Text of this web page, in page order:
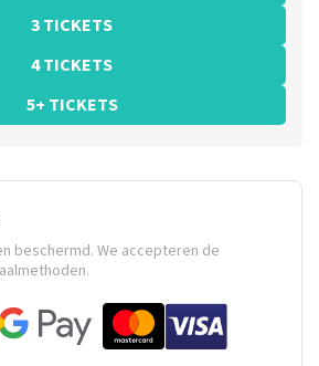
3 TICKETS
4 TICKETS
5+ TICKETS
beschermd. We accepteren de